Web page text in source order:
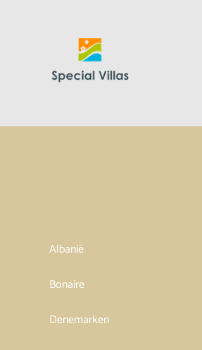
Albanië
Bonaire
Denemarken